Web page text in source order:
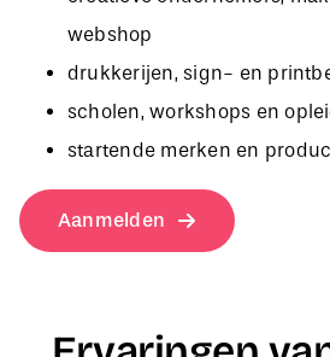
drukkerijen, sign- en
scholen, workshops en
startende merken en